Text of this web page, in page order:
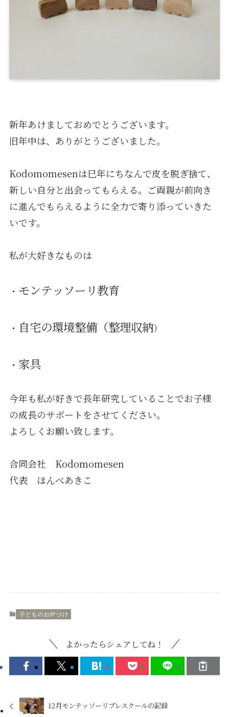
新年あけましておめでとうございます。
旧年中は、ありがとうございました。
Kodomomesenは巳年にちなんで皮を脱ぎ捨て、
新しい自分と出会ってもらえる。ご両親が前向き
に進んでもらえるように全力で寄り添っていきた
いです。
私が大好きなものは
・ モンテッソーリ教育
・ 自宅の環境整備（整理収納）
・ 家具
今年も私が好きで長年研究していることでお子様
の成長のサポートをさせてください。
よろしくお願い致します。
合同会社 Kodomomesen
代表 ほんべあきこ
子どものお片づけ
よかったらシェアしてね！
12月モンテッソーリプレスクールの記録